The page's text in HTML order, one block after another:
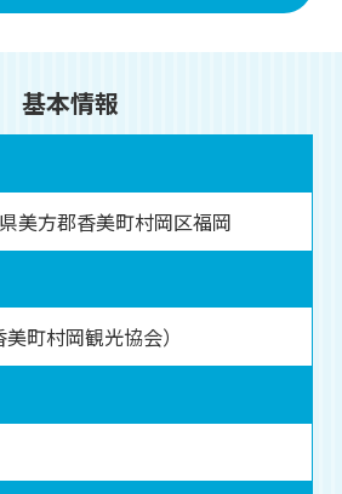
基本情報
美方郡香美町村岡区福岡
町村岡観光協会）